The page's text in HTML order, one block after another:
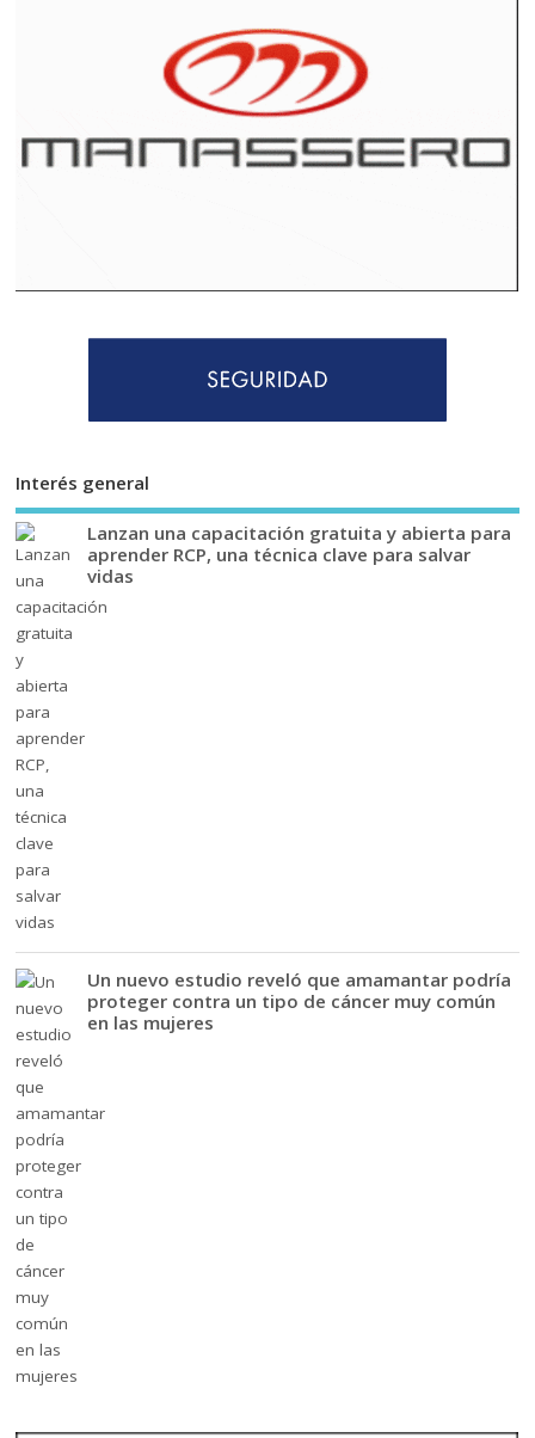
Interés general
Lanzan una capacitación gratuita y abierta para
aprender RCP, una técnica clave para salvar
vidas
Un nuevo estudio reveló que amamantar podría
proteger contra un tipo de cáncer muy común
en las mujeres